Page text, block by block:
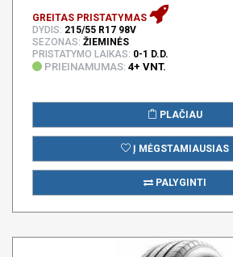
GREITAS PRISTATYMAS
DYDIS: 215/55 R17 98V
SEZONAS: ŽIEMINĖS
PRISTATYMO LAIKAS: 0-1 D.D.
PRIEINAMUMAS: 4+ VNT.
PLAČIAU
Į MĖGSTAMIAUSIAS
PALYGINTI